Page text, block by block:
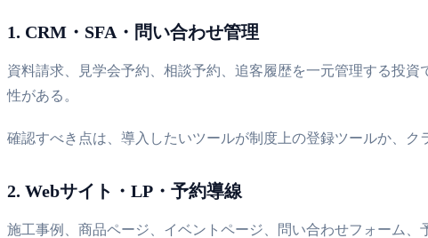
1. CRM・SFA・問い合わせ管理
資料請求、見学会予約、相談予約、追客履歴を一元管理する投
性がある。
確認すべき点は、導入したいツールが制度上の登録ツールか、
2. Webサイト・LP・予約導線
施工事例、商品ページ、イベントページ、問い合わせフォーム